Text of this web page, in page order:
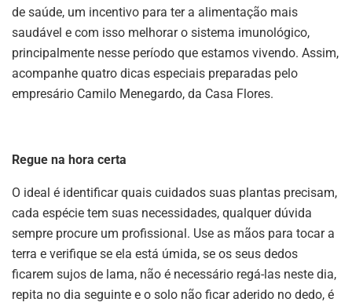
de saúde, um incentivo para ter a alimentação mais
saudável e com isso melhorar o sistema imunológico,
principalmente nesse período que estamos vivendo. Assim,
acompanhe quatro dicas especiais preparadas pelo
empresário Camilo Menegardo, da Casa Flores.
Regue na hora certa
O ideal é identificar quais cuidados suas plantas precisam,
cada espécie tem suas necessidades, qualquer dúvida
sempre procure um profissional. Use as mãos para tocar a
terra e verifique se ela está úmida, se os seus dedos
ficarem sujos de lama, não é necessário regá-las neste dia,
repita no dia seguinte e o solo não ficar aderido no dedo, é